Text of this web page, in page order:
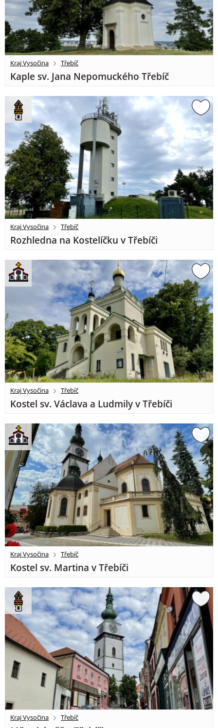
Kraj Vysočina Třebíč
Kaple sv. Jana Nepomuckého Třebíč
Kraj Vysočina Třebíč
Rozhledna na Kostelíčku v Třebíči
Kraj Vysočina Třebíč
Kostel sv. Václava a Ludmily v Třebíči
Kraj Vysočina Třebíč
Kostel sv. Martina v Třebíči
Kraj Vysočina Třebíč